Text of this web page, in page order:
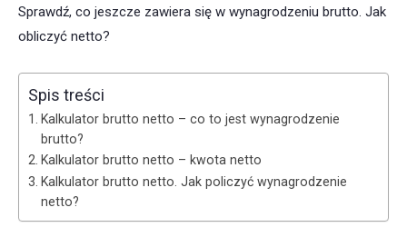
Sprawdź, co jeszcze zawiera się w wynagrodzeniu brutto. Jak
obliczyć netto?
Spis treści
Kalkulator brutto netto – co to jest wynagrodzenie
brutto?
Kalkulator brutto netto – kwota netto
Kalkulator brutto netto. Jak policzyć wynagrodzenie
netto?